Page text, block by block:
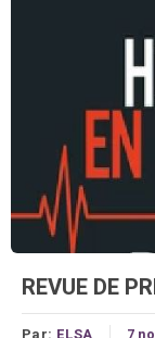
REVUE DE